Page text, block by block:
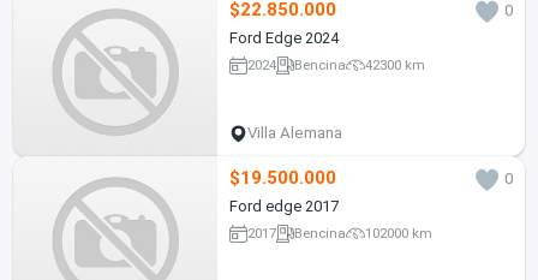
$22.850.000
0
Ford Edge 2024
2024 Bencina 42300 km
Villa Alemana
$19.500.000
0
Ford edge 2017
2017 Bencina 102000 km